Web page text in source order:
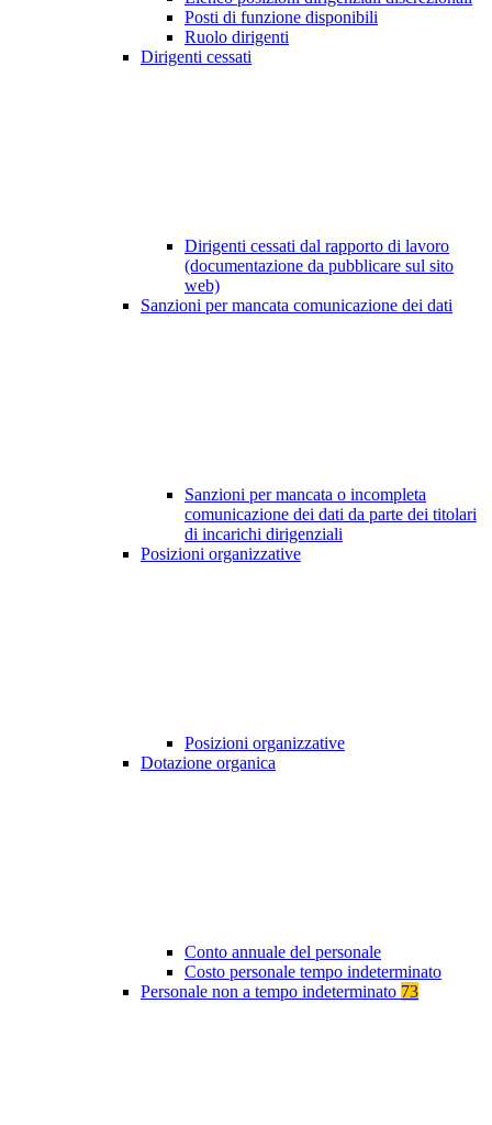
Posti di funzione disponibili
Ruolo dirigenti
Dirigenti cessati
Dirigenti cessati dal rapporto di lavoro
(documentazione da pubblicare sul sito
web)
Sanzioni per mancata comunicazione dei dati
Sanzioni per mancata o incompleta
comunicazione dei dati da parte dei titolari
di incarichi dirigenziali
Posizioni organizzative
Posizioni organizzative
Dotazione organica
Conto annuale del personale
Costo personale tempo indeterminato
Personale non a tempo indeterminato 73